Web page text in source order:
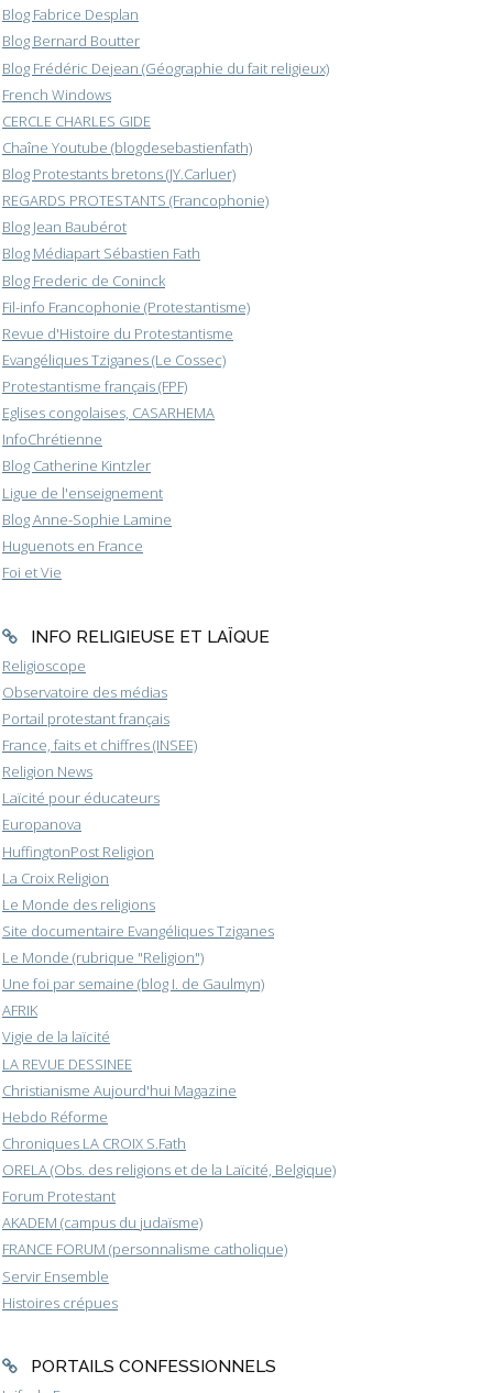
Blog Fabrice Desplan
Blog Bernard Boutter
Blog Frédéric Dejean (Géographie du fait religieux)
French Windows
CERCLE CHARLES GIDE
Chaîne Youtube (blogdesebastienfath)
Blog Protestants bretons (JY.Carluer)
REGARDS PROTESTANTS (Francophonie)
Blog Jean Baubérot
Blog Médiapart Sébastien Fath
Blog Frederic de Coninck
Fil-info Francophonie (Protestantisme)
Revue d'Histoire du Protestantisme
Evangéliques Tziganes (Le Cossec)
Protestantisme français (FPF)
Eglises congolaises, CASARHEMA
InfoChrétienne
Blog Catherine Kintzler
Ligue de l'enseignement
Blog Anne-Sophie Lamine
Huguenots en France
Foi et Vie
INFO RELIGIEUSE ET LAÏQUE
Religioscope
Observatoire des médias
Portail protestant français
France, faits et chiffres (INSEE)
Religion News
Laïcité pour éducateurs
Europanova
HuffingtonPost Religion
La Croix Religion
Le Monde des religions
Site documentaire Evangéliques Tziganes
Le Monde (rubrique "Religion")
Une foi par semaine (blog I. de Gaulmyn)
AFRIK
Vigie de la laïcité
LA REVUE DESSINEE
Christianisme Aujourd'hui Magazine
Hebdo Réforme
Chroniques LA CROIX S.Fath
ORELA (Obs. des religions et de la Laïcité, Belgique)
Forum Protestant
AKADEM (campus du judaïsme)
FRANCE FORUM (personnalisme catholique)
Servir Ensemble
Histoires crépues
PORTAILS CONFESSIONNELS